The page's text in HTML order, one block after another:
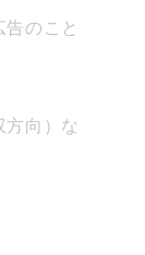
のこと
方向）な